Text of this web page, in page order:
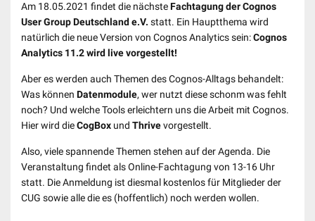
Am 18.05.2021 findet die nächsteFachtagung der Cognos
User Group Deutschland e.V. statt. Ein Hauptthema wird
natürlich die neue Version von Cognos Analytics sein:Cognos
Analytics 11.2 wird live vorgestellt!
Aber es werden auch Themen des Cognos-Alltags behandelt:
Was können Datenmodule, wer nutzt diese schonm was fehlt
noch? Und welche Tools erleichtern uns die Arbeit mit Cognos.
Hier wird dieCogBox und Thrivevorgestellt.
Also, viele spannende Themen stehen auf der Agenda. Die
Veranstaltung findet als Online-Fachtagung von 13-16 Uhr
statt. Die Anmeldung ist diesmal kostenlos für Mitglieder der
CUG sowie alle die es (hoffentlich) noch werden wollen.